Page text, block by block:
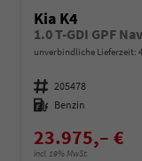
Kia K4
1.0 T-GDI GPF
unverbindliche Lieferzeit:
Fahrzeugnummer 205478
Kraftstoff Benzin
23.975,– €
incl. 19% MwSt.